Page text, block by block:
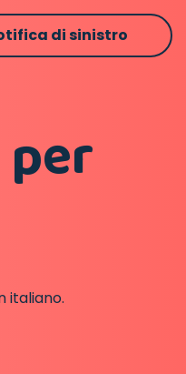
di sinistro
italiano.